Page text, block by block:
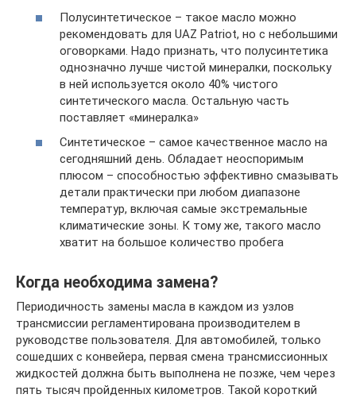
Полусинтетическое – такое масло можно
рекомендовать для UAZ Patriot, но с небольшими
оговорками. Надо признать, что полусинтетика
однозначно лучше чистой минералки, поскольку
в ней используется около 40% чистого
синтетического масла. Остальную часть
поставляет «минералка»
Синтетическое – самое качественное масло на
сегодняшний день. Обладает неоспоримым
плюсом – способностью эффективно смазывать
детали практически при любом диапазоне
температур, включая самые экстремальные
климатические зоны. К тому же, такого масло
хватит на большое количество пробега
Когда необходима замена?
Периодичность замены масла в каждом из узлов
трансмиссии регламентирована производителем в
руководстве пользователя. Для автомобилей, только
сошедших с конвейера, первая смена трансмиссионных
жидкостей должна быть выполнена не позже, чем через
пять тысяч пройденных километров. Такой короткий